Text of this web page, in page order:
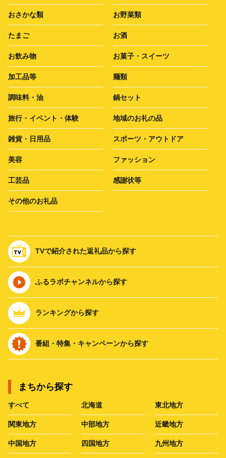
おさかな類 お野菜類
たまご お酒
お飲み物 お菓子・スイーツ
加工品等 麺類
調味料・油 鍋セット
旅行・イベント・体験 地域のお礼の品
雑貨・日用品 スポーツ・アウトドア
美容 ファッション
工芸品 感謝状等
その他のお礼品
TVで紹介された返礼品から探す
ふるラボチャンネルから探す
ランキングから探す
番組・特集・キャンペーンから探す
まちから探す
すべて 北海道 東北地方
関東地方 中部地方 近畿地方
中国地方 四国地方 九州地方